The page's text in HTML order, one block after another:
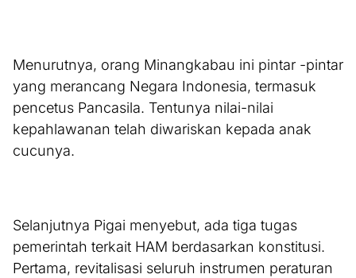
Menurutnya, orang Minangkabau ini pintar -pintar
yang merancang Negara Indonesia, termasuk
pencetus Pancasila. Tentunya nilai-nilai
kepahlawanan telah diwariskan kepada anak
cucunya.
Selanjutnya Pigai menyebut, ada tiga tugas
pemerintah terkait HAM berdasarkan konstitusi.
Pertama, revitalisasi seluruh instrumen peraturan